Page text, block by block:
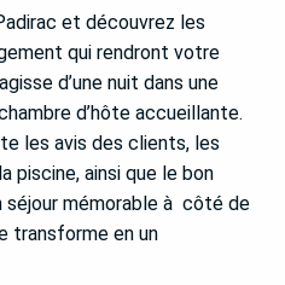
et découvrez les
qui rendront votre
d’une nuit dans une
d’hôte accueillante.
les avis des clients, les
piscine, ainsi que le bon
séjour mémorable à côté de
transforme en un